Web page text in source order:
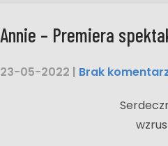
Annie – Premiera
23-05-2022 | Brak